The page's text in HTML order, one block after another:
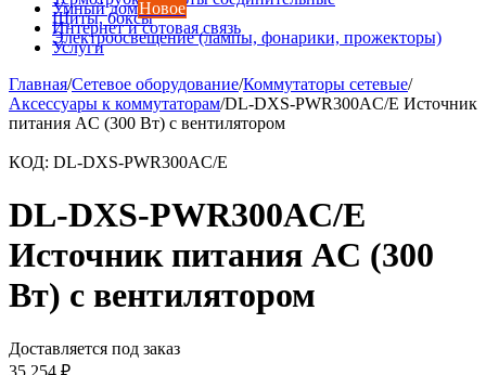
Щиты, боксы
Электроосвещение (лампы, фонарики, прожекторы)
Умный домНовое
Интернет и сотовая связь
Услуги
Главная/Сетевое оборудование/Коммутаторы сетевые/
Аксессуары к коммутаторам/DL-DXS-PWR300AC/E Источник
питания AC (300 Вт) с вентилятором
КОД: DL-DXS-PWR300AC/E
DL-DXS-PWR300AC/E
Источник питания AC (300
Вт) с вентилятором
Доставляется под заказ
35 254 ₽